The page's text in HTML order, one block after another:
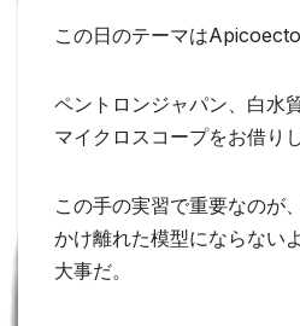
この日のテーマは
ペントロンジャパン、白水
マイクロスコープをお借り
この手の実習で重要なのが
かけ離れた模型にならない
大事だ。